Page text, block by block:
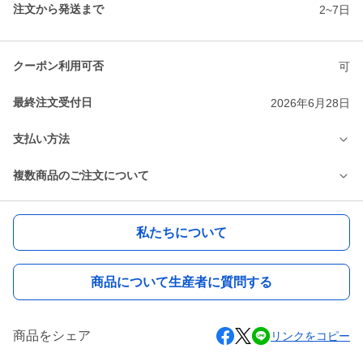
注文から発送まで 2~7日
クーポン利用可否 可
最終注文受付日 2026年6月28日
支払い方法
複数商品のご注文について
私たちについて
商品について生産者に質問する
商品をシェア リンクをコピー